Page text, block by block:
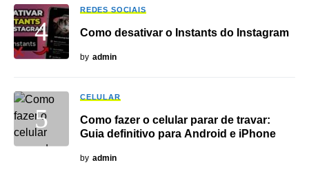
REDES SOCIAIS
Como desativar o Instants do Instagram
by admin
CELULAR
Como fazer o celular parar de travar:
Guia definitivo para Android e iPhone
by admin